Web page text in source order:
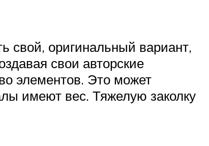
свой, оригинальный вариант,
свои авторские
элементов. Это может
имеют вес. Тяжелую заколку